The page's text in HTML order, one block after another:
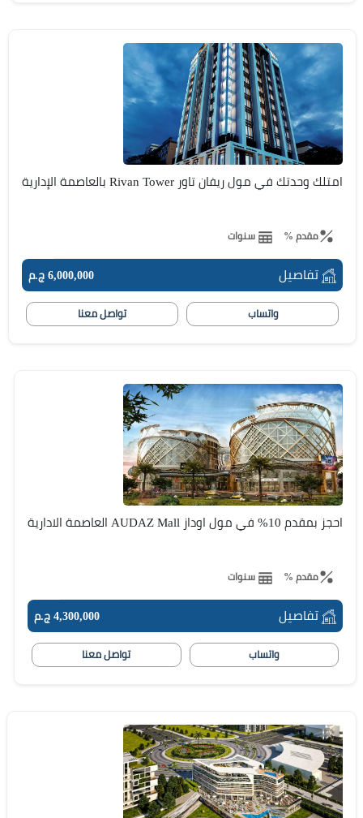
امتلك وحدتك في مول ريفان تاور Rivan Tower بالعاصمة الإدارية
مقدم % سنوات
تفاصيل 6,000,000 ج.م
واتساب تواصل معنا
احجز بمقدم 10% في مول اوداز AUDAZ Mall العاصمة الادارية
مقدم % سنوات
تفاصيل 4,300,000 ج.م
واتساب تواصل معنا